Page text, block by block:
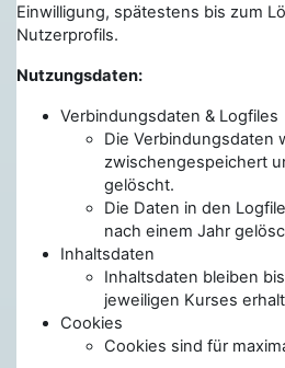
Einwilligung, spätestens bis zum
Nutzerprofils.
Nutzungsdaten:
Verbindungsdaten & Logfiles
Die Verbindungsdaten
zwischengespeichert
gelöscht.
Die Daten in den
nach einem Jahr
Inhaltsdaten
Inhaltsdaten bleiben
jeweiligen Kurses
Cookies
Cookies sind für